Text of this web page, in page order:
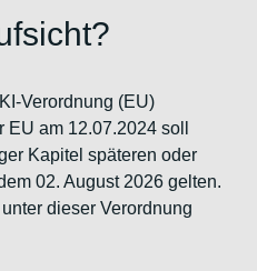
Verordnung (EU)
am 12.07.2024 soll
Kapitel späteren oder
02. August 2026 gelten.
dieser Verordnung